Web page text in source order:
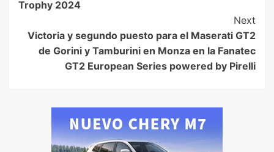
Trophy 2024
Next
Victoria y segundo puesto para el Maserati GT2
de Gorini y Tamburini en Monza en la Fanatec
GT2 European Series powered by Pirelli